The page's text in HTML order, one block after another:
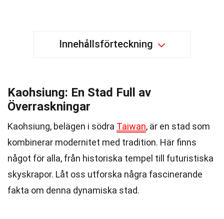
Innehållsförteckning
Kaohsiung: En Stad Full av
Överraskningar
Kaohsiung, belägen i södra Taiwan, är en stad som
kombinerar modernitet med tradition. Här finns
något för alla, från historiska tempel till futuristiska
skyskrapor. Låt oss utforska några fascinerande
fakta om denna dynamiska stad.